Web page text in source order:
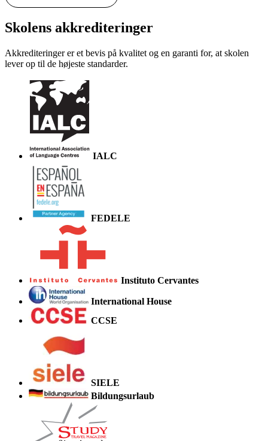
Skolens akkrediteringer
Akkrediteringer er et bevis på kvalitet og en garanti for, at skolen
lever op til de højeste standarder.
IALC
FEDELE
Instituto Cervantes
International House
CCSE
SIELE
Bildungsurlaub